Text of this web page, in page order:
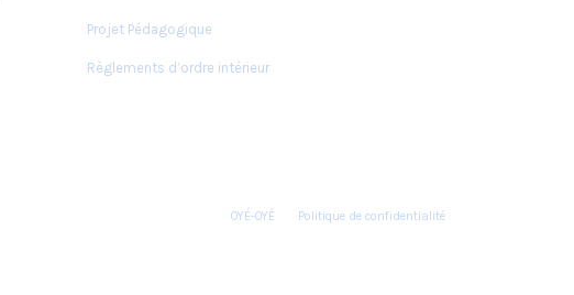
Projet Pédagogique
Règlements d’ordre intérieur
OYÉ-OYÉ Politique de confidentialité